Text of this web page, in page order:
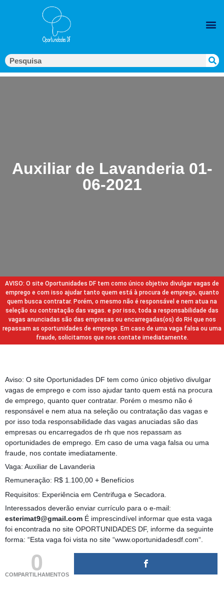
Auxiliar de Lavanderia 01-
06-2021
AVISO: O site Oportunidades DF tem como único objetivo divulgar vagas de
emprego e com isso ajudar tanto quem está à procura de emprego, quanto
quem busca contratar. Porém, o mesmo não é responsável e nem atua na
seleção ou contratação das vagas. e por isso, toda a responsabilidade das
vagas anunciadas são das empresas ou encarregadas(os) do RH que nos
repassam as oportunidades de emprego. Em caso de uma vaga falsa ou uma
fraude, solicitamos que nos contate imediatamente.
Aviso: O site Oportunidades DF tem como único objetivo divulgar
vagas de emprego e com isso ajudar tanto quem está na procura
de emprego, quanto quer contratar. Porém o mesmo não é
responsável e nem atua na seleção ou contratação das vagas e
por isso toda responsabilidade das vagas anuciadas são das
empresas ou encarregados de rh que nos repassam as
oportunidades de emprego. Em caso de uma vaga falsa ou uma
fraude, nos contate imediatamente.
Vaga: Auxiliar de Lavanderia
Remuneração: R$ 1.100,00 + Benefícios
Requisitos: Experiência em Centrifuga e Secadora.
Interessados deverão enviar currículo para o e-mail:
esterimat9@gmail.com É imprescindível informar que esta vaga
foi encontrada no site OPORTUNIDADES DF, informe da seguinte
forma: “Esta vaga foi vista no site “www.oportunidadesdf.com“.
0
COMPARTILHAMENTOS